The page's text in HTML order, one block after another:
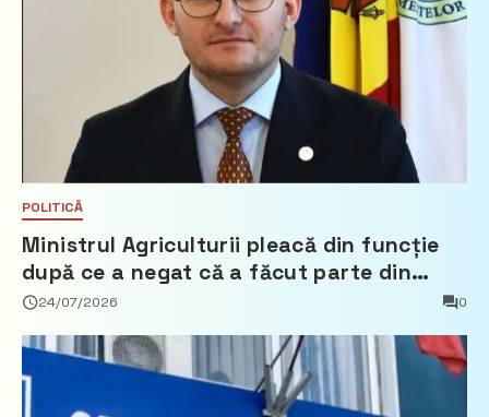
POLITICĂ
Ministrul Agriculturii pleacă din funcție
după ce a negat că a făcut parte din
Partidul Democrat
24/07/2026 0